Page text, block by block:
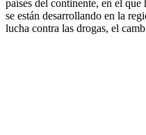
países del continente, en el
se están desarrollando en la
lucha contra las drogas, el